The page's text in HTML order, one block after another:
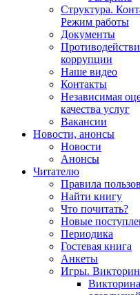
Структура.
Режим работы
Документы
коррупции
Наше видео
Контакты
Независимая
качества услуг
Вакансии
Новости, анонсы
Новости
Анонсы
Читателю
Правила
Найти книгу
Что почитать?
Новые
Периодика
Гостевая книга
Анкеты
Игры.